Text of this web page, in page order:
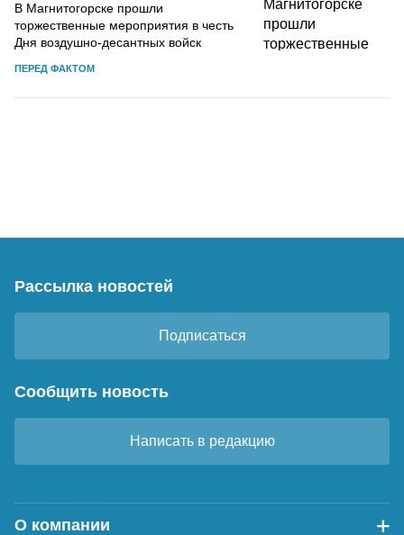
В Магнитогорске прошли
торжественные мероприятия в честь
Дня воздушно-десантных войск
ПЕРЕД ФАКТОМ
Рассылка новостей
Подписаться
Сообщить новость
Написать в редакцию
О компании